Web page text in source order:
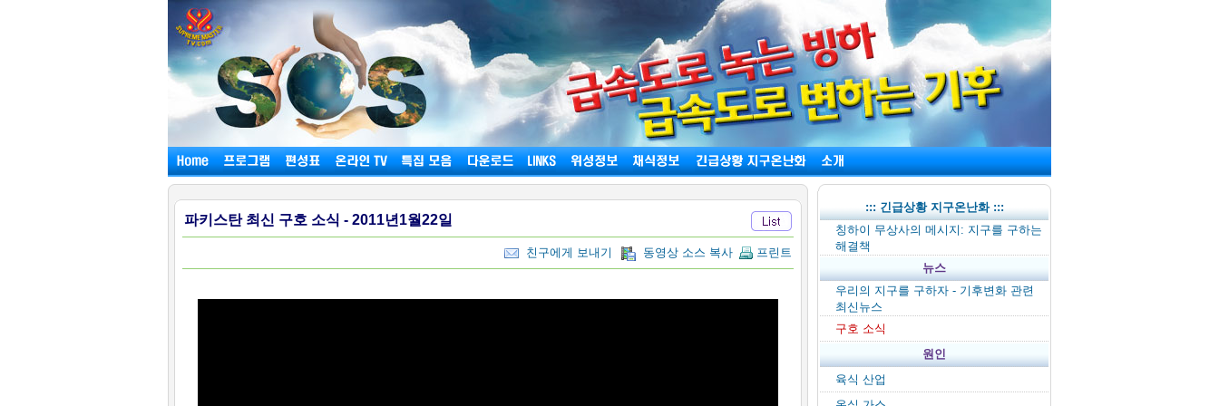
파키스탄 최신 구호 소식 - 2011년1월22일
친구에게 보내기 동영상 소스 복사 프린트
::: 긴급상황 지구온난화 :::
칭하이 무상사의 메시지: 지구를 구하는
해결책
뉴스
우리의 지구를 구하자 - 기후변화 관련
최신뉴스
구호 소식
원인
육식 산업